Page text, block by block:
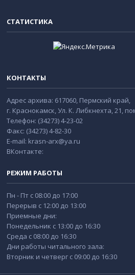
СТАТИСТИКА
КОНТАКТЫ
Адрес архива: 617060, Пермский край,
г. Краснокамск, Ул. К. Либкнехта, 21,
Телефон: (34273) 4-23-02
Факс: (34273) 4-82-30
E-mail: krasn-arx@ya.ru
ВКонтакте:
РЕЖИМ РАБОТЫ
Пн - Пт с 08:00 до 17:00
Перерыв с 12:00 до 13:00
Приемные дни:
Понедельник с 13:00 до 16:30
Среда с 08:00 до 16:30
Дни работы читального зала:
Вторник и четверг с 09:00 до 16:30